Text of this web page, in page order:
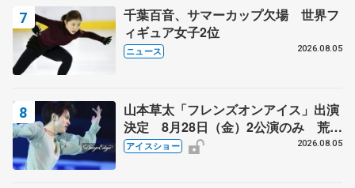
千葉百音、サマーカップ欠場 世界フ
ィギュア女子2位
ニュース 2026.08.05
山本草太「フレンズオンアイス」出演
決定 8月28日（金）2公演のみ 荒川
静香さんプロデュース、20周年のアイ
アイスショー 2026.08.05